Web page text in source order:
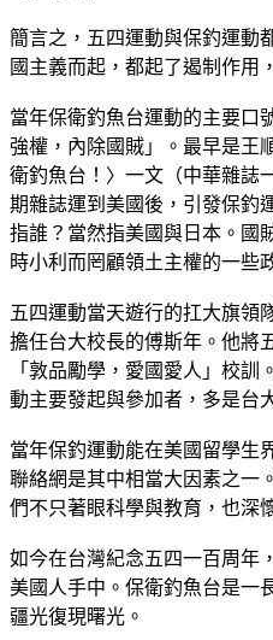
簡言之，五四運動與保釣運動
國主義而起，都起了遏制作用
當年保衛釣魚台運動的主要口
強權，內除國賊」。最早是王
衛釣魚台！〉一文（中華雜誌
期雜誌運到美國後，引發保釣
指誰？當然指美國與日本。國
時小利而罔顧領土主權的一些
五四運動當天遊行的扛大旗領
擔任台大校長的傅斯年。他將
「敦品勵學，愛國愛人」校
動主要發起與參加者，多是台
當年保釣運動能在美國留學生
聯絡網是其中相當大因素之一
們不只著眼科學與教育，也深
如今在台灣紀念五四一百周年
美國人手中。保衛釣魚台是一
疆光復現曙光。